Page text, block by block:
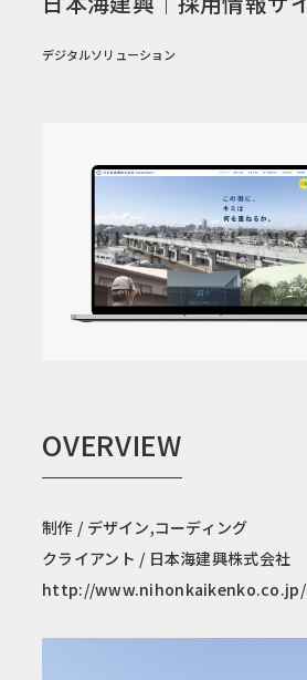
デジタルソリューション
OVERVIEW
制作 / デザイン,コーディング
クライアント / 日本海建興株式会社
http://